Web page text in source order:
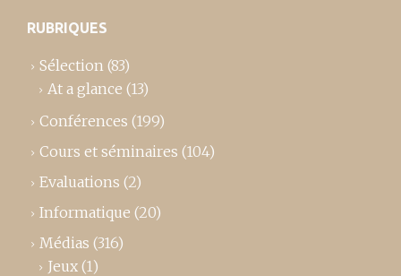
RUBRIQUES
Sélection (83)
At a glance (13)
Conférences (199)
Cours et séminaires (104)
Evaluations (2)
Informatique (20)
Médias (316)
Jeux (1)